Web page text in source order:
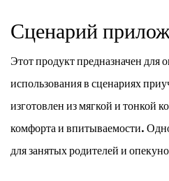
Сценарий
Этот продукт предназначен для
использования в сценариях
изготовлен из мягкой и тонкой
комфорта и впитываемости.
для занятых родителей и